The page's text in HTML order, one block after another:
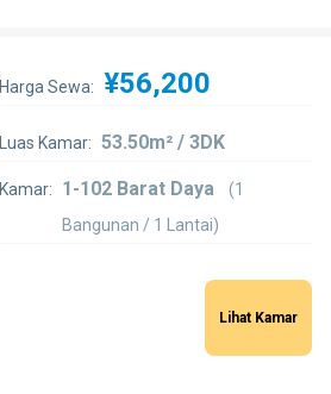
Harga Sewa: ¥56,200
Luas Kamar: 53.50m² / 3DK
Kamar: 1-102 Barat Daya
(1
Bangunan / 1 Lantai)
Lihat Kamar